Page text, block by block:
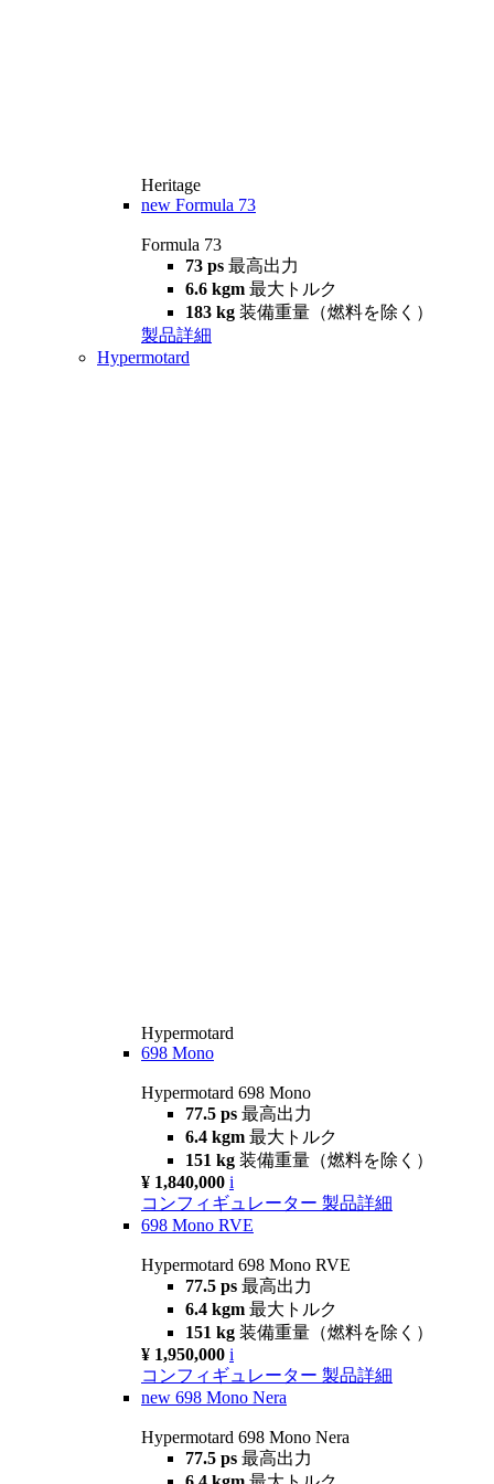
Heritage
new Formula 73
Formula 73
73 ps 最高出力
6.6 kgm 最大トルク
183 kg 装備重量（燃料を除く）
製品詳細
Hypermotard
Hypermotard
698 Mono
Hypermotard 698 Mono
77.5 ps 最高出力
6.4 kgm 最大トルク
151 kg 装備重量（燃料を除く）
¥ 1,840,000 i
コンフィギュレーター 製品詳細
698 Mono RVE
Hypermotard 698 Mono RVE
77.5 ps 最高出力
6.4 kgm 最大トルク
151 kg 装備重量（燃料を除く）
¥ 1,950,000 i
コンフィギュレーター 製品詳細
new 698 Mono Nera
Hypermotard 698 Mono Nera
77.5 ps 最高出力